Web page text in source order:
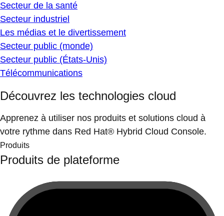
Secteur de la santé
Secteur industriel
Les médias et le divertissement
Secteur public (monde)
Secteur public (États-Unis)
Télécommunications
Découvrez les technologies cloud
Apprenez à utiliser nos produits et solutions cloud à
votre rythme dans Red Hat® Hybrid Cloud Console.
Produits
Produits de plateforme